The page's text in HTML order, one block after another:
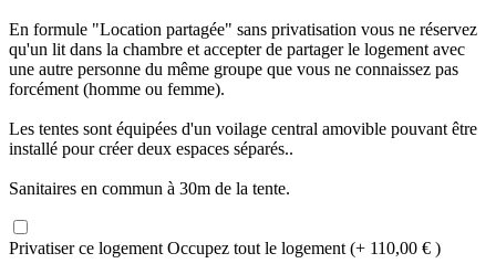
En formule "Location partagée" sans privatisation vous ne réservez
qu'un lit dans la chambre et accepter de partager le logement avec
une autre personne du même groupe que vous ne connaissez pas
forcément (homme ou femme).
Les tentes sont équipées d'un voilage central amovible pouvant être
installé pour créer deux espaces séparés..
Sanitaires en commun à 30m de la tente.
Privatiser ce logement Occupez tout le logement (+ 110,00 € )